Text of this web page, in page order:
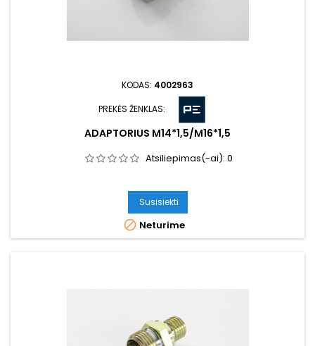
KODAS: 4002963
PREKĖS ŽENKLAS:
ADAPTORIUS M14*1,5/M16*1,5
Atsiliepimas(-ai): 0
Susisiekti
 Neturime